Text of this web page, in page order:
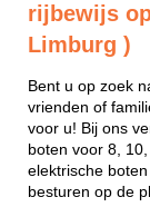
rijbewijs
Limburg )
Bent u op zoek
vrienden of
voor u! Bij ons
boten voor 8,
elektrische
besturen op de